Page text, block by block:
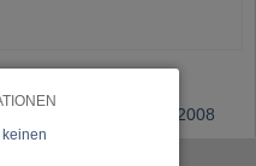
Änderung: 04.08.2008